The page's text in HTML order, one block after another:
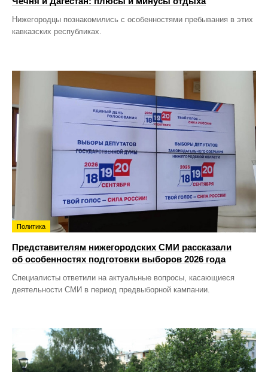
Нижегородцы познакомились с особенностями пребывания в этих
кавказских республиках.
Политика
Представителям нижегородских СМИ рассказали
об особенностях подготовки выборов 2026 года
Специалисты ответили на актуальные вопросы, касающиеся
деятельности СМИ в период предвыборной кампании.